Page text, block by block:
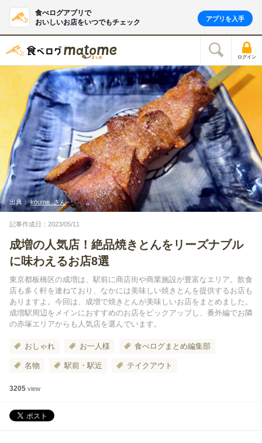
食べログアプリで
おいしいお店をいつでもチェック
アプリを入手
ログイン
出典：koume_さん
記事作成日：2023/05/11
成増の人気店！絶品焼きとんをリーズナブル
に味わえるお店8選
東京都板橋区の成増は、駅前に商店街や商業施設が豊富なエリア。飲食
店も多く軒を連ねており、なかには美味しい焼きとんを提供するお店も
ありますよ。今回は、成増で焼きとんが美味しいお店をまとめました。
成増駅周辺をメインにおすすめのお店をピックアップし、番外編でお隣
の赤塚エリアからも人気店を選んでいます。
おしゃれ お一人様 食べログまとめ編集部
名物 駅前・駅近 テイクアウト
3205 view